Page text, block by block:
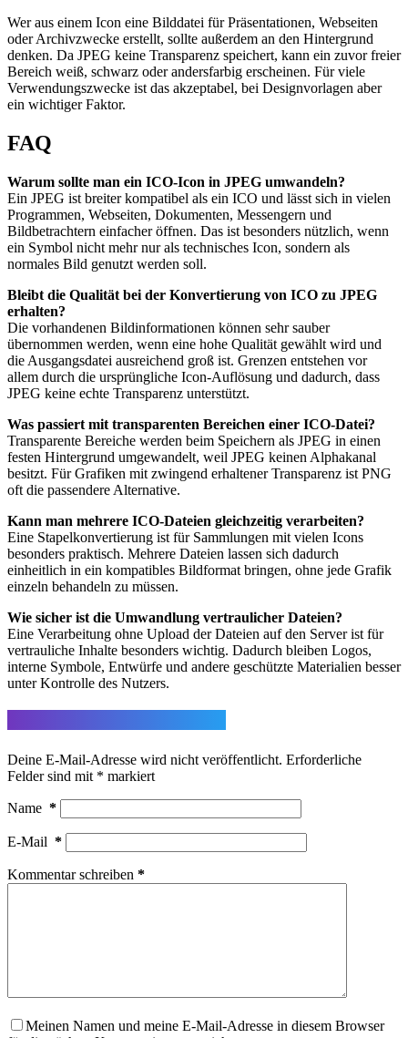
Wer aus einem Icon eine Bilddatei für Präsentationen, Webseiten
oder Archivzwecke erstellt, sollte außerdem an den Hintergrund
denken. Da JPEG keine Transparenz speichert, kann ein zuvor freier
Bereich weiß, schwarz oder andersfarbig erscheinen. Für viele
Verwendungszwecke ist das akzeptabel, bei Designvorlagen aber
ein wichtiger Faktor.
FAQ
Warum sollte man ein ICO-Icon in JPEG umwandeln?
Ein JPEG ist breiter kompatibel als ein ICO und lässt sich in vielen
Programmen, Webseiten, Dokumenten, Messengern und
Bildbetrachtern einfacher öffnen. Das ist besonders nützlich, wenn
ein Symbol nicht mehr nur als technisches Icon, sondern als
normales Bild genutzt werden soll.
Bleibt die Qualität bei der Konvertierung von ICO zu JPEG
erhalten?
Die vorhandenen Bildinformationen können sehr sauber
übernommen werden, wenn eine hohe Qualität gewählt wird und
die Ausgangsdatei ausreichend groß ist. Grenzen entstehen vor
allem durch die ursprüngliche Icon-Auflösung und dadurch, dass
JPEG keine echte Transparenz unterstützt.
Was passiert mit transparenten Bereichen einer ICO-Datei?
Transparente Bereiche werden beim Speichern als JPEG in einen
festen Hintergrund umgewandelt, weil JPEG keinen Alphakanal
besitzt. Für Grafiken mit zwingend erhaltener Transparenz ist PNG
oft die passendere Alternative.
Kann man mehrere ICO-Dateien gleichzeitig verarbeiten?
Eine Stapelkonvertierung ist für Sammlungen mit vielen Icons
besonders praktisch. Mehrere Dateien lassen sich dadurch
einheitlich in ein kompatibles Bildformat bringen, ohne jede Grafik
einzeln behandeln zu müssen.
Wie sicher ist die Umwandlung vertraulicher Dateien?
Eine Verarbeitung ohne Upload der Dateien auf den Server ist für
vertrauliche Inhalte besonders wichtig. Dadurch bleiben Logos,
interne Symbole, Entwürfe und andere geschützte Materialien besser
unter Kontrolle des Nutzers.
Deine E-Mail-Adresse wird nicht veröffentlicht. Erforderliche
Felder sind mit * markiert
Name *
E-Mail *
Kommentar schreiben *
Meinen Namen und meine E-Mail-Adresse in diesem Browser